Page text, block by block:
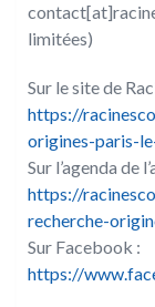
limitées)
Sur le site de
https://
origines-paris-
Sur l’agenda de
https://
recherche-
Sur Facebook :
https://